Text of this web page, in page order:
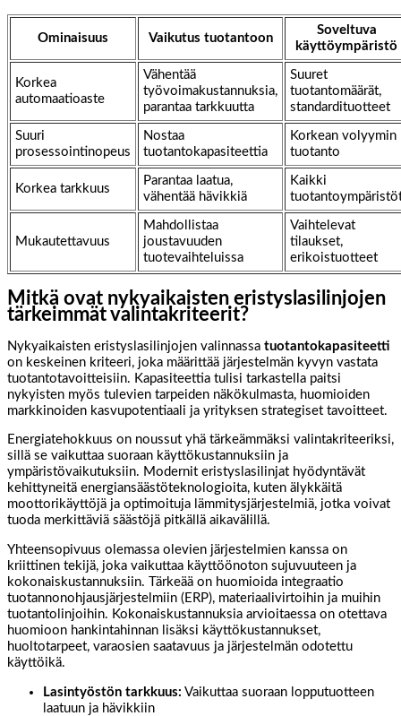
Ominaisuus Vaikutus tuotantoon
Soveltuva
käyttöympäristö
Korkea
automaatioaste
Vähentää
työvoimakustannuksia,
parantaa tarkkuutta
Suuret
tuotantomäärät,
standardituotteet
Suuri
prosessointinopeus
Nostaa
tuotantokapasiteettia
Korkean volyymin
tuotanto
Korkea tarkkuus
Parantaa laatua,
vähentää hävikkiä
Kaikki
Mukautettavuus
Mahdollistaa
joustavuuden
tuotevaihteluissa
Vaihtelevat
tilaukset,
erikoistuotteet
Mitkä ovat nykyaikaisten eristyslasilinjojen
tärkeimmät valintakriteerit?
Nykyaikaisten eristyslasilinjojen valinnassa tuotantokapasiteetti
on keskeinen kriteeri, joka määrittää järjestelmän kyvyn vastata
tuotantotavoitteisiin. Kapasiteettia tulisi tarkastella paitsi
nykyisten myös tulevien tarpeiden näkökulmasta, huomioiden
markkinoiden kasvupotentiaali ja yrityksen strategiset tavoitteet.
Energiatehokkuus on noussut yhä tärkeämmäksi valintakriteeriksi,
sillä se vaikuttaa suoraan käyttökustannuksiin ja
ympäristövaikutuksiin. Modernit eristyslasilinjat hyödyntävät
kehittyneitä energiansäästöteknologioita, kuten älykkäitä
moottorikäyttöjä ja optimoituja lämmitysjärjestelmiä, jotka voivat
tuoda merkittäviä säästöjä pitkällä aikavälillä.
Yhteensopivuus olemassa olevien järjestelmien kanssa on
kriittinen tekijä, joka vaikuttaa käyttöönoton sujuvuuteen ja
kokonaiskustannuksiin. Tärkeää on huomioida integraatio
tuotannonohjausjärjestelmiin (ERP), materiaalivirtoihin ja muihin
tuotantolinjoihin. Kokonaiskustannuksia arvioitaessa on otettava
huomioon hankintahinnan lisäksi käyttökustannukset,
huoltotarpeet, varaosien saatavuus ja järjestelmän odotettu
käyttöikä.
Lasintyöstön tarkkuus: Vaikuttaa suoraan lopputuotteen
laatuun ja hävikkiin